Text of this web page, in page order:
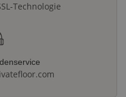
Technologie